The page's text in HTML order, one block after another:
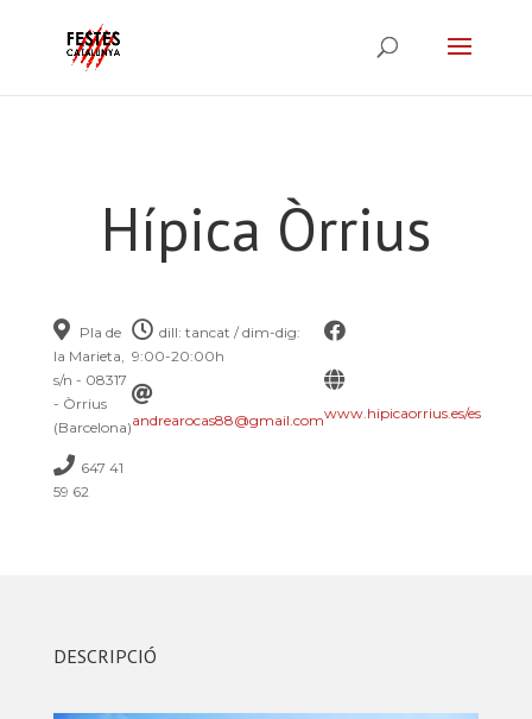
Hípica Òrrius
Pla de
la Marieta,
s/n - 08317
- Òrrius
(Barcelona)
647 41
59 62
dill: tancat / dim-dig:
9:00-20:00h
andrearocas88@gmail.comwww.hipicaorrius.es/es
DESCRIPCIÓ